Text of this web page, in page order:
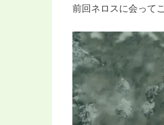
前回ネロスに会って